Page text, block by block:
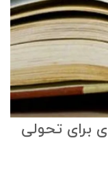
برای تحولی